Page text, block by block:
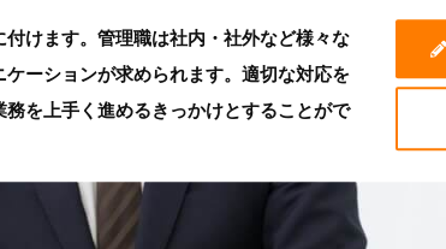
けます。管理職は社内・社外など様々な
ーションが求められます。適切な対応を
を上手く進めるきっかけとすることがで